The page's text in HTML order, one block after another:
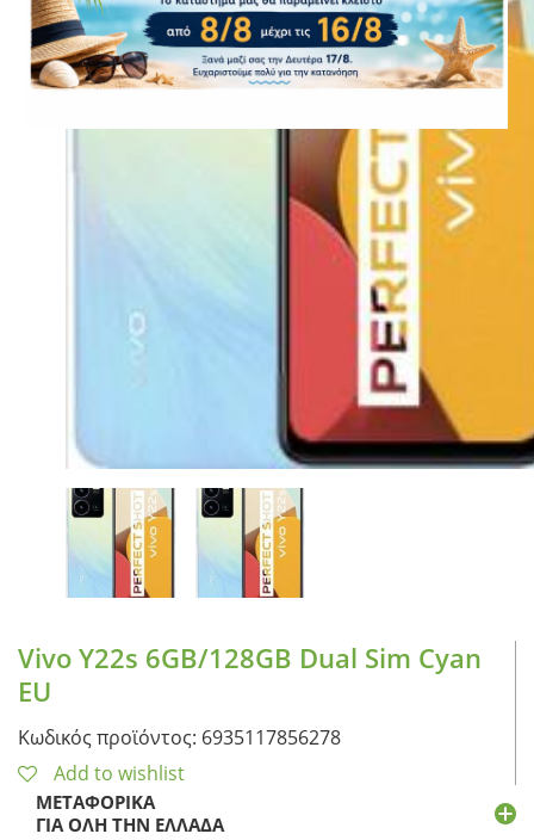
CASE FANS
LIQUID COOLERS
Vivo Y22s 6GB/128GB Dual Sim Cyan
EU
Κωδικός προϊόντος: 6935117856278
Add to wishlist
ΜΕΤΑΦΟΡΙΚΆ
ΓΙΑ ΌΛΗ ΤΗΝ ΕΛΛΆΔΑ